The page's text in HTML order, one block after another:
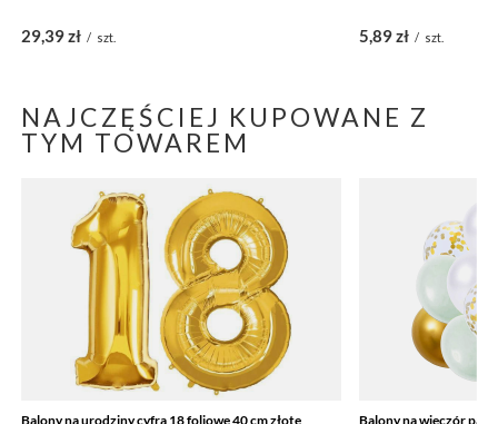
29,39 zł / szt. 5,89 zł / szt.
NAJCZĘŚCIEJ KUPOWANE Z
TYM TOWAREM
Balony na urodziny cyfra 18 foliowe 40 cm złote Balony na wieczór